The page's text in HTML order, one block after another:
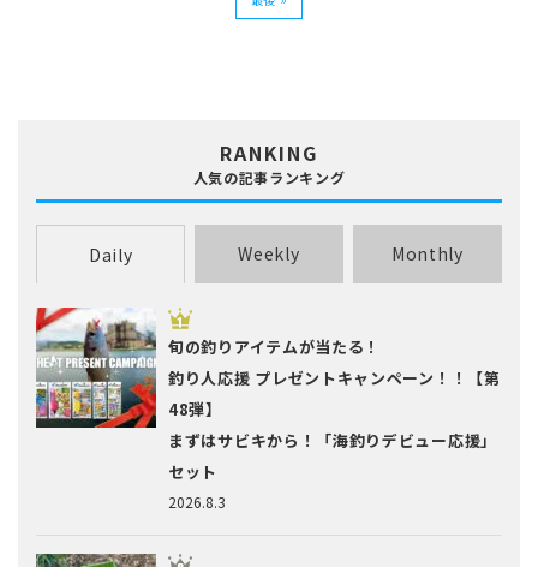
RANKING
人気の記事ランキング
Daily Weekly Monthly
2026.8.3
旬の釣りアイテムが当たる！
釣り人応援 プレゼントキャンペーン！！【第
48弾】
まずはサビキから！「海釣りデビュー応援」
セット